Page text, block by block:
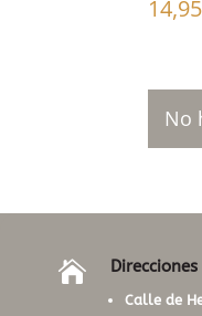
No
 Direcciones
Calle de